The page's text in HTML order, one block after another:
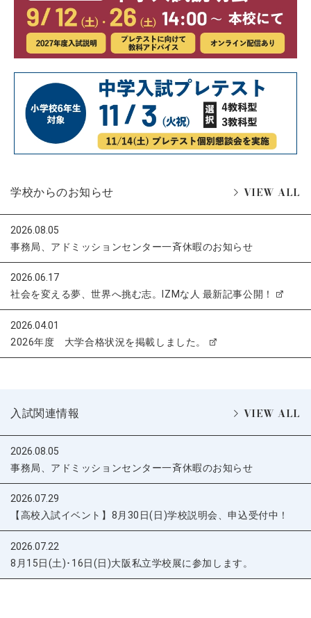
学校からのお知らせ VIEW ALL
2026.08.05
事務局、アドミッションセンター一斉休暇のお知らせ
2026.06.17
社会を変える夢、世界へ挑む志。IZMな人 最新記事公開！
2026.04.01
2026年度 大学合格状況を掲載しました。
入試関連情報 VIEW ALL
2026.08.05
事務局、アドミッションセンター一斉休暇のお知らせ
2026.07.29
【高校入試イベント】8月30日(日)学校説明会、申込受付中！
2026.07.22
8月15日(土)･16日(日)大阪私立学校展に参加します。